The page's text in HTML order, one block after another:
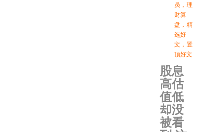
员 ， 理
财算
盘 ， 精
选好
文 ， 置
顶好文
股息
高估
值低
却没
被看